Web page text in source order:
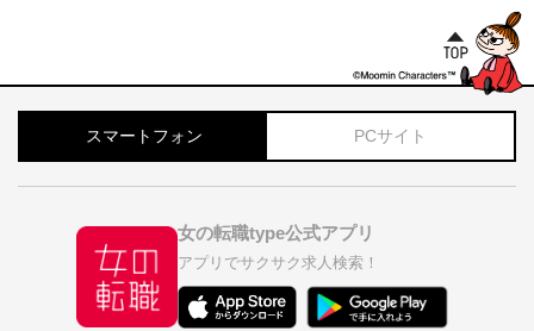
スマートフォン PCサイト
女の転職type公式アプリ
アプリでサクサク求人検索！